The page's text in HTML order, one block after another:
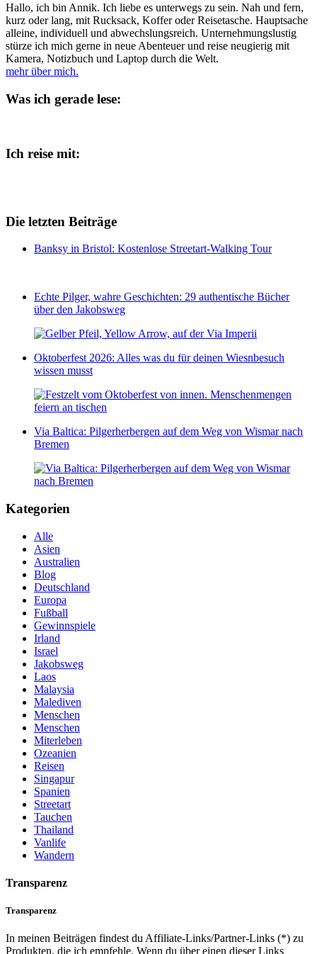
Hallo, ich bin Annik. Ich liebe es unterwegs zu sein. Nah und fern,
kurz oder lang, mit Rucksack, Koffer oder Reisetasche. Hauptsache
alleine, individuell und abwechslungsreich. Unternehmungslustig
stürze ich mich gerne in neue Abenteuer und reise neugierig mit
Kamera, Notizbuch und Laptop durch die Welt.
mehr über mich.
Was ich gerade lese:
Ich reise mit:
Die letzten Beiträge
Banksy in Bristol: Kostenlose Streetart-Walking Tour
Echte Pilger, wahre Geschichten: 29 authentische Bücher
über den Jakobsweg
Oktoberfest 2026: Alles was du für deinen Wiesnbesuch
wissen musst
Via Baltica: Pilgerherbergen auf dem Weg von Wismar nach
Bremen
Kategorien
Alle
Asien
Australien
Blog
Deutschland
Europa
Fußball
Gewinnspiele
Irland
Israel
Jakobsweg
Laos
Malaysia
Malediven
Menschen
Menschen
Miterleben
Ozeanien
Reisen
Singapur
Spanien
Streetart
Tauchen
Thailand
Vanlife
Wandern
Transparenz
Transparenz
In meinen Beiträgen findest du Affiliate-Links/Partner-Links (*) zu
Produkten, die ich empfehle. Wenn du über einen dieser Links